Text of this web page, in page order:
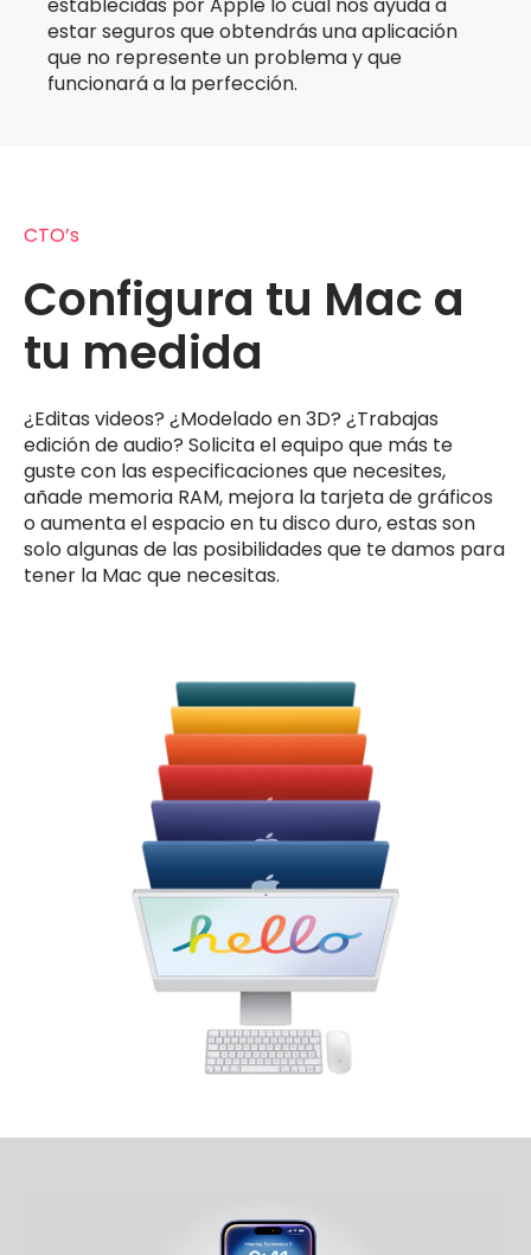
estar seguros que obtendrás una aplicación
que no represente un problema y que
funcionará a la perfección.
CTO’s
Configura tu Mac a
tu medida
¿Editas videos? ¿Modelado en 3D? ¿Trabajas
edición de audio? Solicita el equipo que más te
guste con las especificaciones que necesites,
añade memoria RAM, mejora la tarjeta de gráficos
o aumenta el espacio en tu disco duro, estas son
solo algunas de las posibilidades que te damos para
tener la Mac que necesitas.